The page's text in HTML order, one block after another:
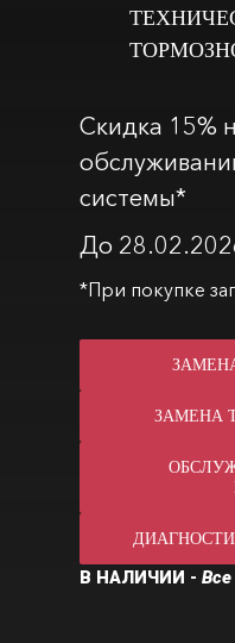
Скидка 15%
системы*
До
*При покупке
ЗАМЕНА
В НАЛИЧИИ -.Все